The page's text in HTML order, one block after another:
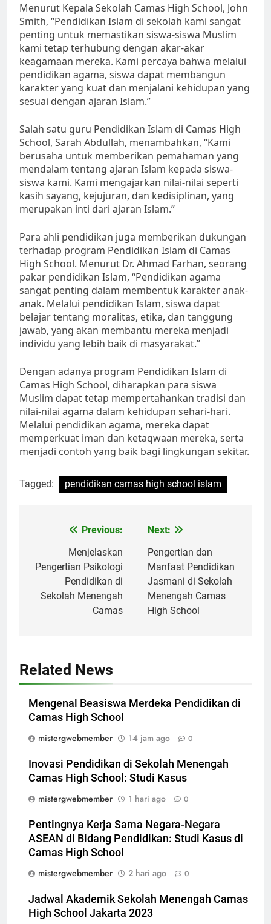
Menurut Kepala Sekolah Camas High School, John
Smith, “Pendidikan Islam di sekolah kami sangat
penting untuk memastikan siswa-siswa Muslim
kami tetap terhubung dengan akar-akar
keagamaan mereka. Kami percaya bahwa melalui
pendidikan agama, siswa dapat membangun
karakter yang kuat dan menjalani kehidupan yang
sesuai dengan ajaran Islam.”
Salah satu guru Pendidikan Islam di Camas High
School, Sarah Abdullah, menambahkan, “Kami
berusaha untuk memberikan pemahaman yang
mendalam tentang ajaran Islam kepada siswa-
siswa kami. Kami mengajarkan nilai-nilai seperti
kasih sayang, kejujuran, dan kedisiplinan, yang
merupakan inti dari ajaran Islam.”
Para ahli pendidikan juga memberikan dukungan
terhadap program Pendidikan Islam di Camas
High School. Menurut Dr. Ahmad Farhan, seorang
pakar pendidikan Islam, “Pendidikan agama
sangat penting dalam membentuk karakter anak-
anak. Melalui pendidikan Islam, siswa dapat
belajar tentang moralitas, etika, dan tanggung
jawab, yang akan membantu mereka menjadi
individu yang lebih baik di masyarakat.”
Dengan adanya program Pendidikan Islam di
Camas High School, diharapkan para siswa
Muslim dapat tetap mempertahankan tradisi dan
nilai-nilai agama dalam kehidupan sehari-hari.
Melalui pendidikan agama, mereka dapat
memperkuat iman dan ketaqwaan mereka, serta
menjadi contoh yang baik bagi lingkungan sekitar.
Tagged: pendidikan camas high school islam
NavigasiPrevious:
Menjelaskan
Pengertian Psikologi
Pendidikan di
Sekolah Menengah
Camas
Next:
Pengertian dan
Manfaat Pendidikan
Jasmani di Sekolah
Menengah Camas
High School
Related News
Mengenal Beasiswa Merdeka Pendidikan di
Camas High School
mistergwebmember
14 jam ago 0
Inovasi Pendidikan di Sekolah Menengah
Camas High School: Studi Kasus
mistergwebmember
1 hari ago 0
Pentingnya Kerja Sama Negara-Negara
ASEAN di Bidang Pendidikan: Studi Kasus di
Camas High School
mistergwebmember
2 hari ago 0
Jadwal Akademik Sekolah Menengah Camas
High School Jakarta 2023